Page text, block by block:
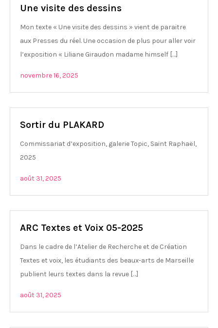
Une visite des dessins
Mon texte « Une visite des dessins » vient de paraitre
aux Presses du réel. Une occasion de plus pour aller voir
l’exposition « Liliane Giraudon madame himself […]
novembre 16, 2025
Sortir du PLAKARD
Commissariat d’exposition, galerie Topic, Saint Raphaël,
2025
août 31, 2025
ARC Textes et Voix 05-2025
Dans le cadre de l’Atelier de Recherche et de Création
Textes et voix, les étudiants des beaux-arts de Marseille
publient leurs textes dans la revue […]
août 31, 2025